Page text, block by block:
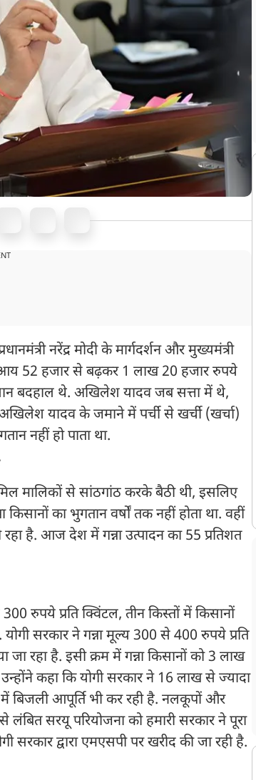
नरेंद्र मोदी के मार्गदर्शन और मुख्यमंत्री
आय 52 हजार से बढ़कर 1 लाख 20 हजार रुपये
बदहाल थे. अखिलेश यादव जब सत्ता में थे,
यादव के जमाने में पर्ची से खर्ची (खर्चा)
नहीं हो पाता था.
मालिकों से सांठगांठ करके बैठी थी, इसलिए
किसानों का भुगतान वर्षों तक नहीं होता था. वहीं
है. आज देश में गन्ना उत्पादन का 55 प्रतिशत
रुपये प्रति क्विंटल, तीन किस्तों में किसानों
सरकार ने गन्ना मूल्य 300 से 400 रुपये प्रति
रहा है. इसी क्रम में गन्ना किसानों को 3 लाख
कहा कि योगी सरकार ने 16 लाख से ज्यादा
में बिजली आपूर्ति भी कर रही है. नलकूपों और
लंबित सरयू परियोजना को हमारी सरकार ने पूरा
द्वारा एमएसपी पर खरीद की जा रही है.